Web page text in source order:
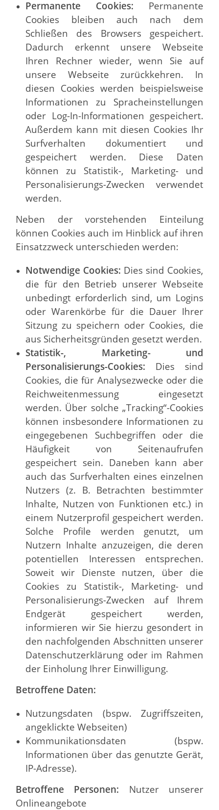
Permanente Cookies: Permanente
Cookies bleiben auch nach dem
Schließen des Browsers gespeichert.
Dadurch erkennt unsere Webseite
Ihren Rechner wieder, wenn Sie auf
unsere Webseite zurückkehren. In
diesen Cookies werden beispielsweise
Informationen zu Spracheinstellungen
oder Log-In-Informationen gespeichert.
Außerdem kann mit diesen Cookies Ihr
Surfverhalten dokumentiert und
gespeichert werden. Diese Daten
können zu Statistik-, Marketing- und
Personalisierungs-Zwecken verwendet
werden.
Neben der vorstehenden Einteilung
können Cookies auch im Hinblick auf ihren
Einsatzzweck unterschieden werden:
Notwendige Cookies: Dies sind Cookies,
die für den Betrieb unserer Webseite
unbedingt erforderlich sind, um Logins
oder Warenkörbe für die Dauer Ihrer
Sitzung zu speichern oder Cookies, die
aus Sicherheitsgründen gesetzt werden.
Statistik-, Marketing- und
Personalisierungs-Cookies: Dies sind
Cookies, die für Analysezwecke oder die
Reichweitenmessung eingesetzt
werden. Über solche „Tracking“-Cookies
können insbesondere Informationen zu
eingegebenen Suchbegriffen oder die
Häufigkeit von Seitenaufrufen
gespeichert sein. Daneben kann aber
auch das Surfverhalten eines einzelnen
Nutzers (z. B. Betrachten bestimmter
Inhalte, Nutzen von Funktionen etc.) in
einem Nutzerprofil gespeichert werden.
Solche Profile werden genutzt, um
Nutzern Inhalte anzuzeigen, die deren
potentiellen Interessen entsprechen.
Soweit wir Dienste nutzen, über die
Cookies zu Statistik-, Marketing- und
Personalisierungs-Zwecken auf Ihrem
Endgerät gespeichert werden,
informieren wir Sie hierzu gesondert in
den nachfolgenden Abschnitten unserer
Datenschutzerklärung oder im Rahmen
der Einholung Ihrer Einwilligung.
Betroffene Daten:
Nutzungsdaten (bspw. Zugriffszeiten,
angeklickte Webseiten)
Kommunikationsdaten (bspw.
Informationen über das genutzte Gerät,
IP-Adresse).
Betroffene Personen: Nutzer unserer
Onlineangebote